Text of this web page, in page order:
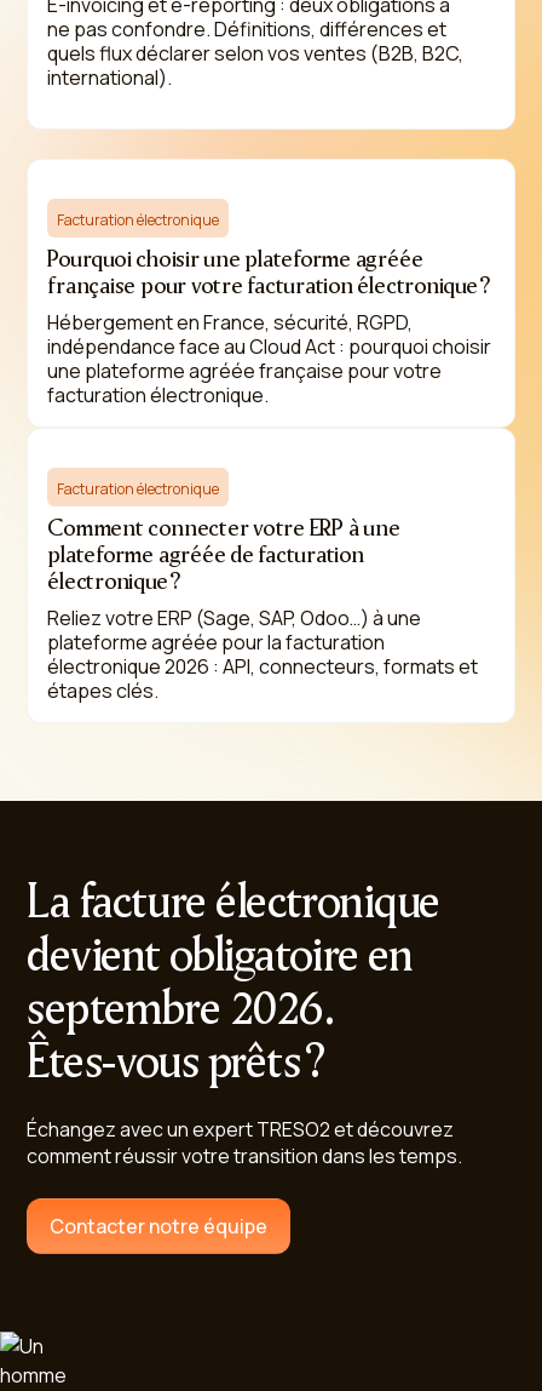
ne pas confondre. Définitions, différences et
quels flux déclarer selon vos ventes (B2B, B2C,
international).
Facturation électronique
Pourquoi choisir une plateforme agréée
française pour votre facturation électronique ?
Hébergement en France, sécurité, RGPD,
indépendance face au Cloud Act : pourquoi choisir
une plateforme agréée française pour votre
facturation électronique.
Facturation électronique
Comment connecter votre ERP à une
plateforme agréée de facturation
électronique ?
Reliez votre ERP (Sage, SAP, Odoo…) à une
plateforme agréée pour la facturation
électronique 2026 : API, connecteurs, formats et
étapes clés.
La facture électronique
devient obligatoire en
septembre 2026.
Êtes-vous prêts ?
Échangez avec un expert TRESO2 et découvrez
comment réussir votre transition dans les temps.
Contacter notre équipe